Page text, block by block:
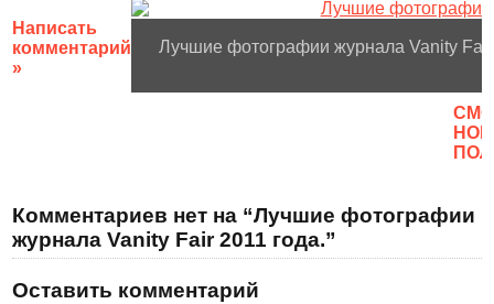
Написать
комментарий
»
Лучшие фотографии журнала Vanity Fair
Комментариев нет на “Лучшие фотографии
журнала Vanity Fair 2011 года.”
Оставить комментарий